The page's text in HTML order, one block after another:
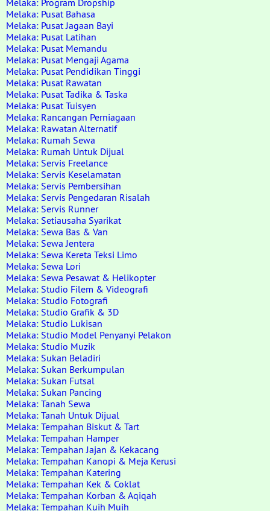
Melaka: Program Dropship
Melaka: Pusat Bahasa
Melaka: Pusat Jagaan Bayi
Melaka: Pusat Latihan
Melaka: Pusat Memandu
Melaka: Pusat Mengaji Agama
Melaka: Pusat Pendidikan Tinggi
Melaka: Pusat Rawatan
Melaka: Pusat Tadika & Taska
Melaka: Pusat Tuisyen
Melaka: Rancangan Perniagaan
Melaka: Rawatan Alternatif
Melaka: Rumah Sewa
Melaka: Rumah Untuk Dijual
Melaka: Servis Freelance
Melaka: Servis Keselamatan
Melaka: Servis Pembersihan
Melaka: Servis Pengedaran Risalah
Melaka: Servis Runner
Melaka: Setiausaha Syarikat
Melaka: Sewa Bas & Van
Melaka: Sewa Jentera
Melaka: Sewa Kereta Teksi Limo
Melaka: Sewa Lori
Melaka: Sewa Pesawat & Helikopter
Melaka: Studio Filem & Videografi
Melaka: Studio Fotografi
Melaka: Studio Grafik & 3D
Melaka: Studio Lukisan
Melaka: Studio Model Penyanyi Pelakon
Melaka: Studio Muzik
Melaka: Sukan Beladiri
Melaka: Sukan Berkumpulan
Melaka: Sukan Futsal
Melaka: Sukan Pancing
Melaka: Tanah Sewa
Melaka: Tanah Untuk Dijual
Melaka: Tempahan Biskut & Tart
Melaka: Tempahan Hamper
Melaka: Tempahan Jajan & Kekacang
Melaka: Tempahan Kanopi & Meja Kerusi
Melaka: Tempahan Katering
Melaka: Tempahan Kek & Coklat
Melaka: Tempahan Korban & Aqiqah
Melaka: Tempahan Kuih Muih